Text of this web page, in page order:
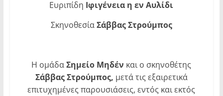
Ευριπίδη Ιφιγένεια η εν Αυλίδι
ΣκηνοθεσίαΣάββας Στρούμπος
Η ομάδαΣημείο Μηδέν και ο σκηνοθέτης
Σάββας Στρούμπος, μετά τις εξαιρετικά
επιτυχημένες παρουσιάσεις, εντός και εκτός